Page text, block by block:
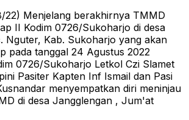
22) Menjelang berakhirnya TMMD
II Kodim 0726/Sukoharjo di desa
Nguter, Kab. Sukoharjo yang akan
pada tanggal 24 Agustus 2022
0726/Sukoharjo Letkol Czi Slamet
Pasiter Kapten Inf Ismail dan Pasi
menyempatkan diri meninjau
di desa Jangglengan , Jum'at